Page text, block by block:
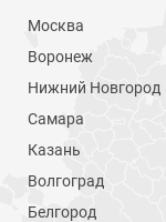
Москва
Воронеж
Нижний Новгород
Самара
Казань
Волгоград
Белгород